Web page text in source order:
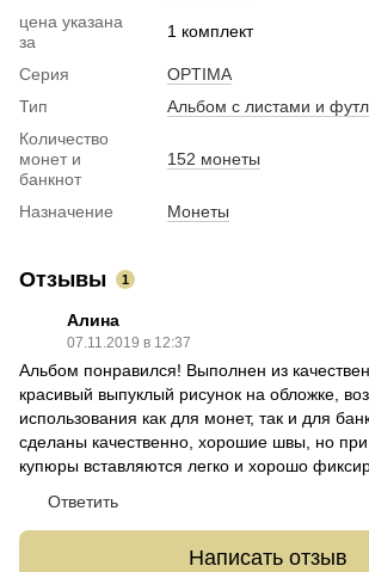
цена указана
за
1 комплект
Серия
OPTIMA
Тип
Альбом с листами и
Количество
монет и
банкнот
152 монеты
Назначение Монеты
Отзывы 1
Алина
07.11.2019 в 12:37
Альбом понравился! Выполнен из
красивый выпуклый рисунок на обложке,
использования как для монет, так и для
сделаны качественно, хорошие швы, но
купюры вставляются легко и хорошо
Ответить
Написать отзыв